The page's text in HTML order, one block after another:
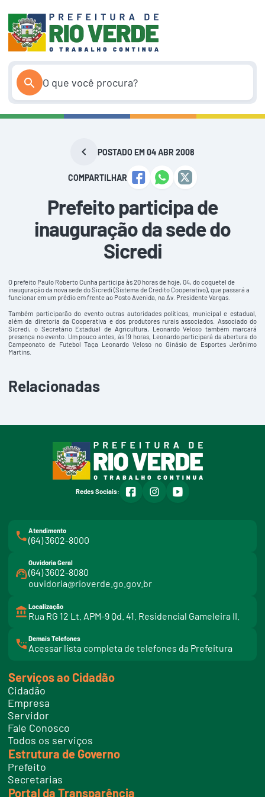
conteúdo
POSTADO EM 04 ABR 2008
COMPARTILHAR
Prefeito participa de
inauguração da sede do
Sicredi
O prefeito Paulo Roberto Cunha participa às 20 horas de hoje, 04, do coquetel de
inauguração da nova sede do Sicredi (Sistema de Crédito Cooperativo), que passará a
funcionar em um prédio em frente ao Posto Avenida, na Av. Presidente Vargas.
Também participarão do evento outras autoridades políticas, municipal e estadual,
além da diretoria da Cooperativa e dos produtores rurais associados. Associado do
Sicredi, o Secretário Estadual de Agricultura, Leonardo Veloso também marcará
presença no evento. Um pouco antes, às 19 horas, Leonardo participará da abertura do
Campeonato de Futebol Taça Leonardo Veloso no Ginásio de Esportes Jerônimo
Martins.
Relacionadas
Redes Sociais: facebookinstagramyoutube
Atendimento
(64) 3602-8000
Ouvidoria Geral
(64) 3602-8080
ouvidoria@rioverde.go.gov.br
Localização
Rua RG 12 Lt. APM-9 Qd. 41. Residencial Gameleira II.
Demais Telefones
Acessar lista completa de telefones da Prefeitura
i
t
e
l
f
o
e
s
Serviços ao Cidadão
Cidadão
Empresa
Servidor
Fale Conosco
Todos os serviços
Estrutura de Governo
Prefeito
Secretarias
Portal da Transparência